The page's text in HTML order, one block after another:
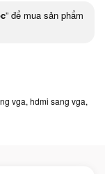
” để mua sản phẩm
vga, hdmi sang vga,